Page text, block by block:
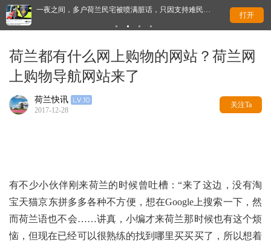
一夜之间，多户荷兰民宅被喷满脏话，只因支持难民… 荷
打开
荷兰都有什么网上购物的网站？荷兰网
上购物导航网站来了
荷兰快讯
2017-12-28
关注Ta
有不少小伙伴刚来荷兰的时候曾吐槽：“来了这边，没有淘
宝天猫京东拼多多各种不方便，想在Google上搜索一下，然
而荷兰语也不会……讲真，小编才来荷兰那时候也有这个烦
恼，但现在已经可以很熟练的找到哪里买买买了，所以想着